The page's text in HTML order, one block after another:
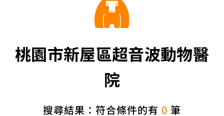
桃園市新屋區超音波動物醫
院
搜尋結果：符合條件的有 0 筆